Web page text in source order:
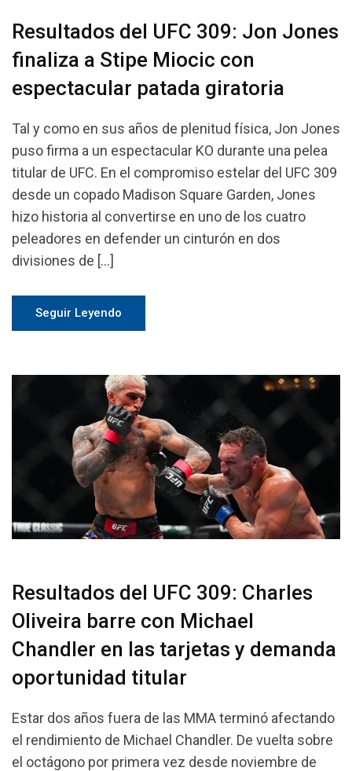
Resultados del UFC 309: Jon Jones
finaliza a Stipe Miocic con
espectacular patada giratoria
Tal y como en sus años de plenitud física, Jon Jones
puso firma a un espectacular KO durante una pelea
titular de UFC. En el compromiso estelar del UFC 309
desde un copado Madison Square Garden, Jones
hizo historia al convertirse en uno de los cuatro
peleadores en defender un cinturón en dos
divisiones de […]
Seguir Leyendo
Resultados del UFC 309: Charles
Oliveira barre con Michael
Chandler en las tarjetas y demanda
oportunidad titular
Estar dos años fuera de las MMA terminó afectando
el rendimiento de Michael Chandler. De vuelta sobre
el octágono por primera vez desde noviembre de